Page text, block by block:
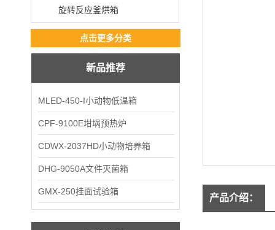
旋转反应釜烘箱
点击更多分类
新品推荐
MLED-450-I小动物低温箱
CPF-9100E坩埚预热炉
CDWX-2037HD小动物培养箱
DHG-9050A文件灭菌箱
GMX-250挂面试验箱
产品介绍：